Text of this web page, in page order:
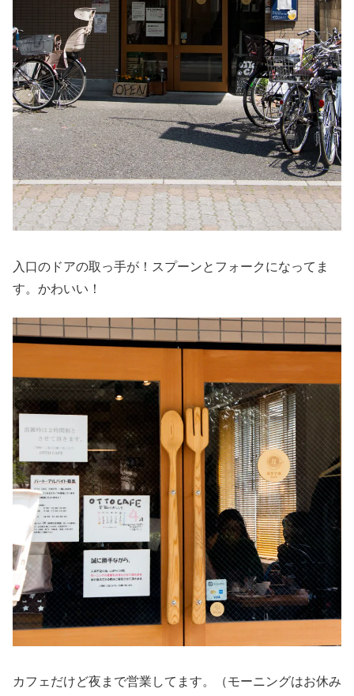
入口のドアの取っ手が！スプーンとフォークになってま
す。かわいい！
カフェだけど夜まで営業してます。（モーニングはお休み